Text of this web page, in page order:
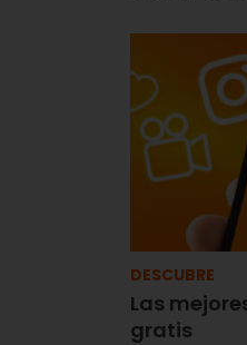
mercado pero
descuento
DESCUBRE
Las
gratis